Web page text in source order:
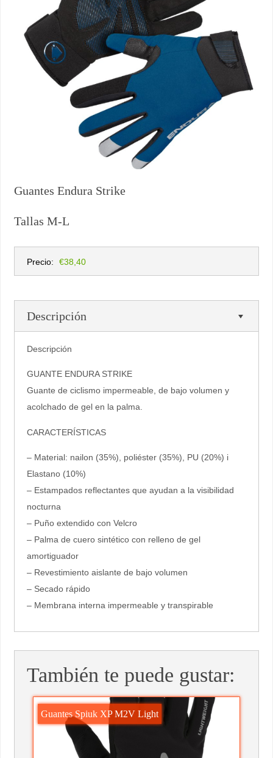
Guantes Endura Strike
Tallas M-L
Precio: €38,40
Descripción
Descripción
GUANTE ENDURA STRIKE
Guante de ciclismo impermeable, de bajo volumen y
acolchado de gel en la palma.
CARACTERÍSTICAS
– Material: nailon (35%), poliéster (35%), PU (20%) i
Elastano (10%)
– Estampados reflectantes que ayudan a la visibilidad
nocturna
– Puño extendido con Velcro
– Palma de cuero sintético con relleno de gel
amortiguador
– Revestimiento aislante de bajo volumen
– Secado rápido
– Membrana interna impermeable y transpirable
También te puede gustar:
Guantes Spiuk XP M2V Light